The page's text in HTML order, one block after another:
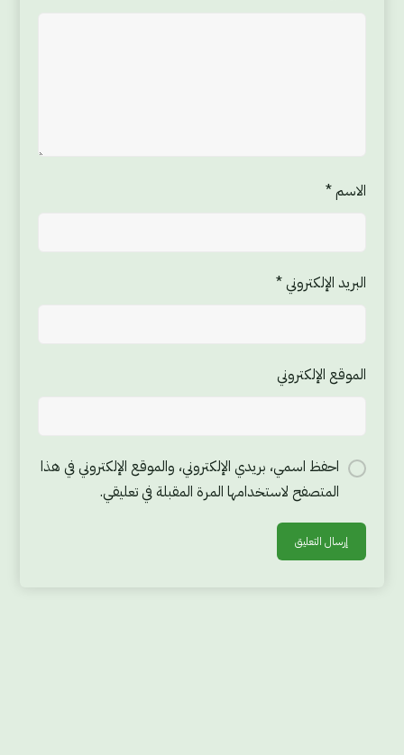
الاسم*
البريد الإلكتروني*
الموقع الإلكتروني
احفظ اسمي، بريدي الإلكتروني، والموقع الإلكتروني في هذا
المتصفح لاستخدامها المرة المقبلة في تعليقي.